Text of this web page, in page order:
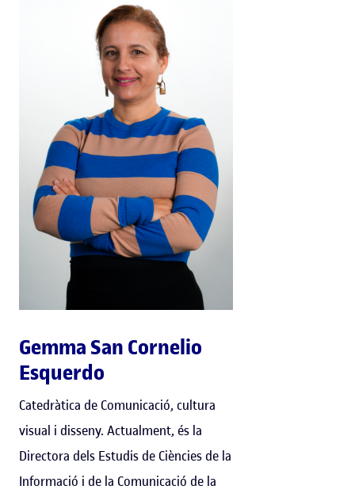
Gemma San Cornelio
Esquerdo
Catedràtica de Comunicació, cultura
visual i disseny. Actualment, és la
Directora dels Estudis de Ciències de la
Informació i de la Comunicació de la